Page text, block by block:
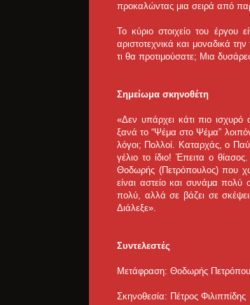
προκαλώντας μια σειρά από
Το κύριο στοιχείο του έργου
αριστοτεχνικά και μοναδικά
τι θα προτιμούσατε; Μια
Σημείωμα σκηνοθέτη
«Δεν υπάρχει κάτι πιο ισχυρό
ξανά το “Ψέμα στο Ψέμα”
λόγοι; Πολλοί. Καταρχάς, ο
γέλιο το ίδιο! Έπειτα ο
Θοδωρής (Πετρόπουλος) που
είναι αστείο και συνάμα πολύ
πολύ, αλλά σε βάζει σε
Διάλεξε».
Συντελεστές
Μετάφραση: Θοδωρής
Σκηνοθεσία: Πέτρος Φιλιππίδης